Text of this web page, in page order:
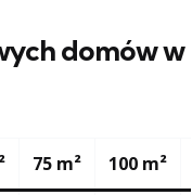
domów w
75 m² 100 m²